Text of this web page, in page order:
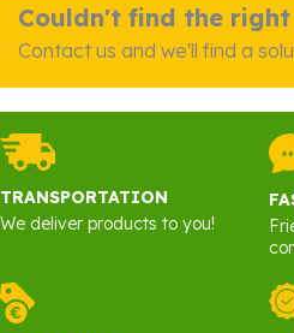
Couldn't find the
Contact us and we'll find a
TRANSPORTATION
We deliver products to you!